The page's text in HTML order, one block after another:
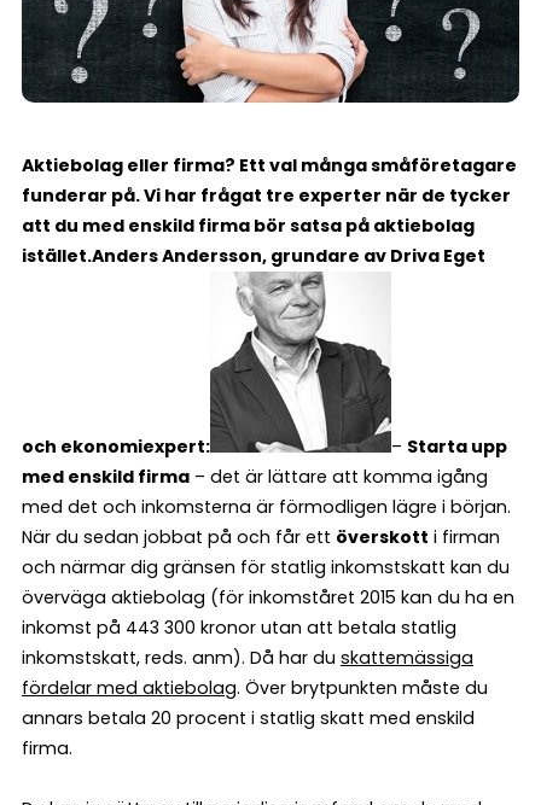
Aktiebolag eller firma? Ett val många småföretagare
funderar på. Vi har frågat tre experter när de tycker
att du med enskild firma bör satsa på aktiebolag
istället.Anders Andersson, grundare av Driva Eget
och ekonomiexpert: – Starta upp
med enskild firma – det är lättare att komma igång
med det och inkomsterna är förmodligen lägre i början.
När du sedan jobbat på och får ett överskott i firman
och närmar dig gränsen för statlig inkomstskatt kan du
överväga aktiebolag (för inkomståret 2015 kan du ha en
inkomst på 443 300 kronor utan att betala statlig
inkomstskatt, reds. anm). Då har du skattemässiga
fördelar med aktiebolag. Över brytpunkten måste du
annars betala 20 procent i statlig skatt med enskild
firma.